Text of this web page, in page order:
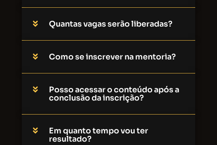
Quantas vagas serão liberadas?
Como se inscrever na mentoria?
Posso acessar o conteúdo após a
conclusão da inscrição?
Em quanto tempo vou ter
resultado?